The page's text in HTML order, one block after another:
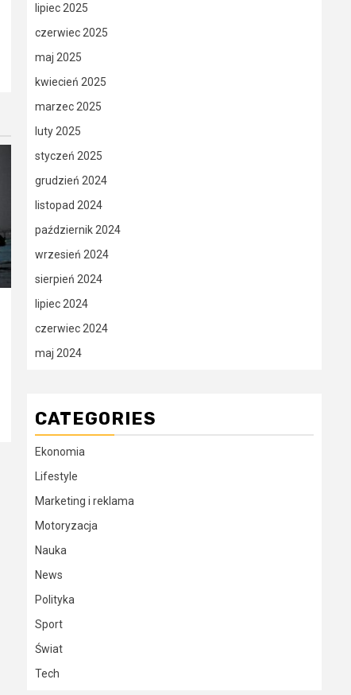
lipiec 2025
czerwiec 2025
maj 2025
kwiecień 2025
marzec 2025
luty 2025
styczeń 2025
grudzień 2024
listopad 2024
październik 2024
wrzesień 2024
sierpień 2024
lipiec 2024
czerwiec 2024
maj 2024
CATEGORIES
Ekonomia
Lifestyle
Marketing i reklama
Motoryzacja
Nauka
News
Polityka
Sport
Świat
Tech